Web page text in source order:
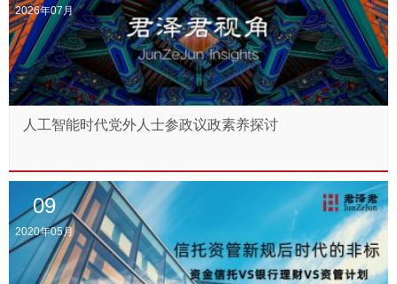
2026年07月
人工智能时代党外人士参政议政素养探讨
09
2020年05月